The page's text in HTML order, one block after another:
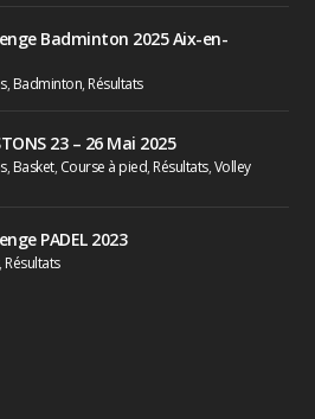
Badminton 2025 Aix-en-
, Badminton, Résultats
23 – 26 Mai 2025
, Basket, Course à pied, Résultats,Volley
PADEL 2023
, Résultats